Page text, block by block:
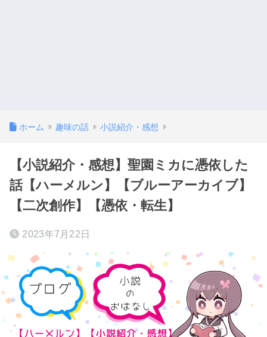
ホーム 趣味の話 小説紹介・感想
【小説紹介・感想】聖園ミカに憑依した
話【ハーメルン】【ブルーアーカイブ】
【二次創作】【憑依・転生】
2023年7月22日